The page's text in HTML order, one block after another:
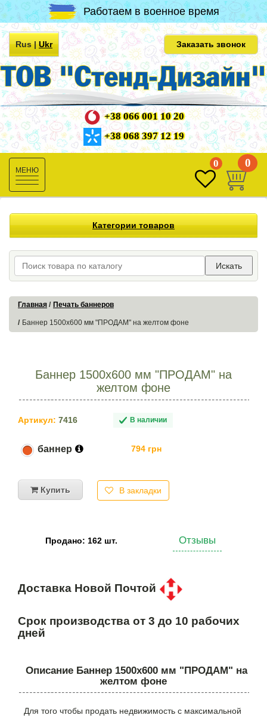
Работаем в военное время
Rus|Ukr Заказать звонок
+38 066 001 10 20
+38 068 397 12 19
Toggle
navigation
0 0
Категории товаров
Искать
Главная Печать баннеров
Баннер 1500х600 мм "ПРОДАМ" на желтом фоне
Баннер 1500х600 мм "ПРОДАМ" на
желтом фоне
Артикул: 7416 В наличии
баннер 794 грн
Купить В закладки
Продано: 162 шт. Отзывы
Доставка Новой Почтой
Срок производства от 3 до 10 рабочих
дней
Описание Баннер 1500х600 мм "ПРОДАМ" на
желтом фоне
Для того чтобы продать недвижимость с максимальной